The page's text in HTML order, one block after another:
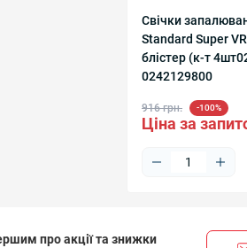
Свічки
Standard Super
блістер (к-т
0242129800
916 грн. -100%
Ціна за
про акції та знижки